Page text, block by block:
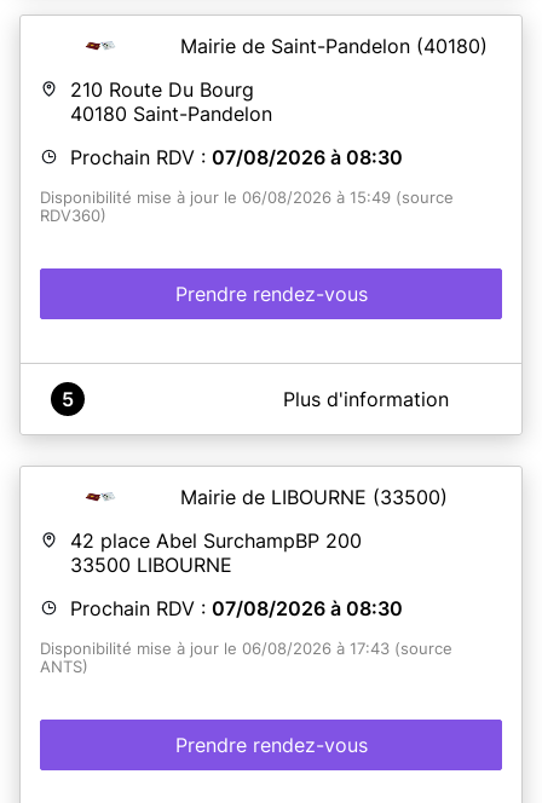
Mairie de Saint-Pandelon (40180)
210 Route Du Bourg
40180 Saint-Pandelon
Prochain RDV : 07/08/2026 à 08:30
Disponibilité mise à jour le 06/08/2026 à 15:49 (source
RDV360)
Prendre rendez-vous
A propos de Mairie Saint-Pandelon
minutes. Nous vous remercions de patienter pour la
réception de cet e-mail ne pas renouveler inutilement
votre demande de rendez-vous.
5 Plus d'information
Mairie de LIBOURNE (33500)
42 place Abel SurchampBP 200
33500 LIBOURNE
Prochain RDV : 07/08/2026 à 08:30
Disponibilité mise à jour le 06/08/2026 à 17:43 (source
ANTS)
Prendre rendez-vous